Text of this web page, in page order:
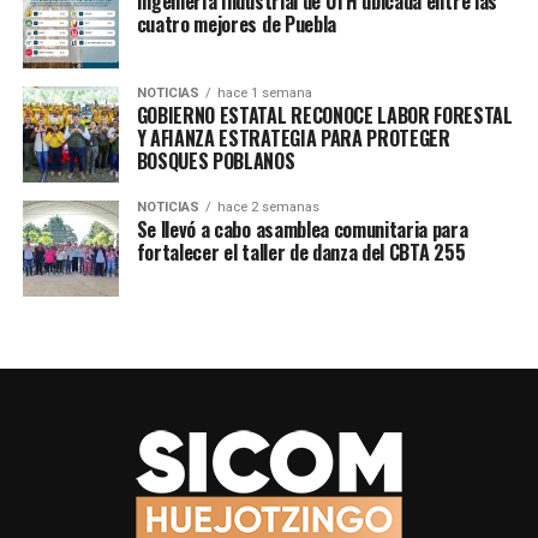
cuatro mejores de Puebla
NOTICIAS hace 1 semana
GOBIERNO ESTATAL RECONOCE LABOR FORESTAL
Y AFIANZA ESTRATEGIA PARA PROTEGER
BOSQUES POBLANOS
NOTICIAS hace 2 semanas
Se llevó a cabo asamblea comunitaria para
fortalecer el taller de danza del CBTA 255